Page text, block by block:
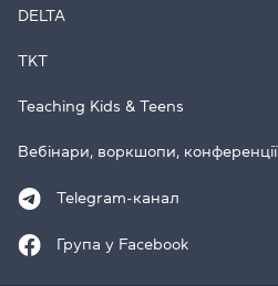
DELTA
TKT
Teaching Kids & Teens
Вебінари, воркшопи, конференції
Telegram-канал
Група у Facebook